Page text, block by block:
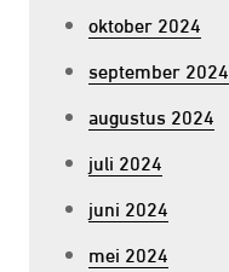
oktober 2024
september 2024
augustus 2024
juli 2024
juni 2024
mei 2024